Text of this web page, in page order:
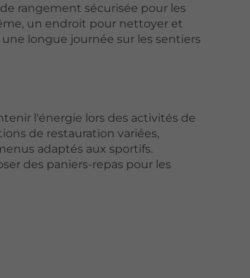
rangement sécurisée pour les
un endroit pour nettoyer et
longue journée sur les sentiers
l'énergie lors des activités de
de restauration variées,
adaptés aux sportifs.
des paniers-repas pour les